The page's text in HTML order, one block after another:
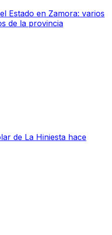
Estado en Zamora: varios
de la provincia
de La Hiniesta hace